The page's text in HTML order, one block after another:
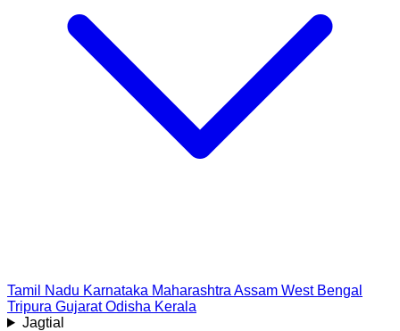
Tamil Nadu Karnataka Maharashtra Assam West Bengal
Tripura Gujarat Odisha Kerala
Jagtial